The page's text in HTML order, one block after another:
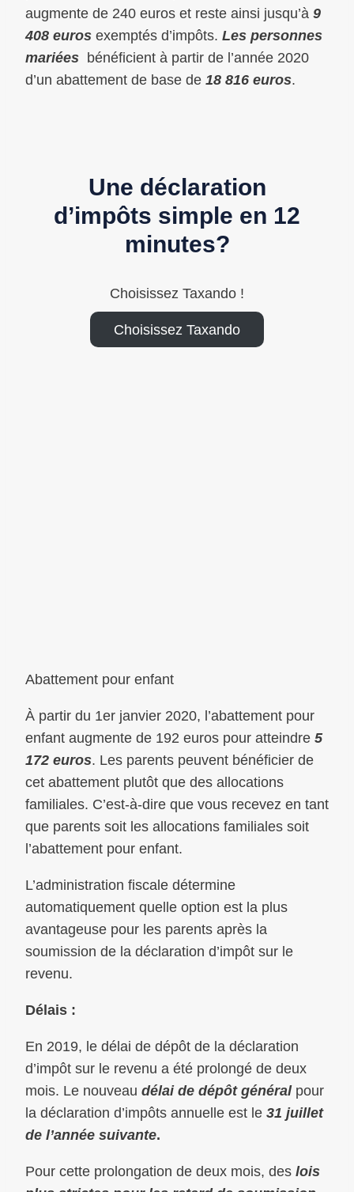
augmente de 240 euros et reste ainsi jusqu’à 9
408 euros exemptés d’impôts. Les personnes
mariées bénéficient à partir de l’année 2020
d’un abattement de base de 18 816 euros.
Une déclaration
d’impôts simple en 12
minutes?
Choisissez Taxando !
Choisissez Taxando
Abattement pour enfant
À partir du 1er janvier 2020, l’abattement pour
enfant augmente de 192 euros pour atteindre 5
172 euros. Les parents peuvent bénéficier de
cet abattement plutôt que des allocations
familiales. C’est-à-dire que vous recevez en tant
que parents soit les allocations familiales soit
l’abattement pour enfant.
L’administration fiscale détermine
automatiquement quelle option est la plus
avantageuse pour les parents après la
soumission de la déclaration d’impôt sur le
revenu.
Délais :
En 2019, le délai de dépôt de la déclaration
d’impôt sur le revenu a été prolongé de deux
mois. Le nouveau délai de dépôt généralpour
la déclaration d’impôts annuelle est le 31 juillet
de l’année suivante.
Pour cette prolongation de deux mois, des lois